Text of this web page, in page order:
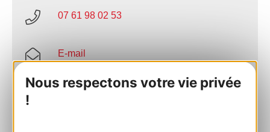
Nous respectons votre vie privée
!
07 61 98 02 53
E-mail
Site internet